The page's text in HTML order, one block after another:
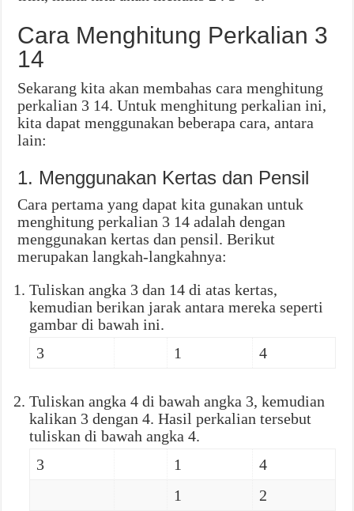
Cara Menghitung Perkalian 3
14
Sekarang kita akan membahas cara menghitung
perkalian 3 14. Untuk menghitung perkalian ini,
kita dapat menggunakan beberapa cara, antara
lain:
1. Menggunakan Kertas dan Pensil
Cara pertama yang dapat kita gunakan untuk
menghitung perkalian 3 14 adalah dengan
menggunakan kertas dan pensil. Berikut
merupakan langkah-langkahnya:
Tuliskan angka 3 dan 14 di atas kertas,
kemudian berikan jarak antara mereka seperti
gambar di bawah ini.
3
1 4
Tuliskan angka 4 di bawah angka 3, kemudian
kalikan 3 dengan 4. Hasil perkalian tersebut
tuliskan di bawah angka 4.
3
1
4
1
2